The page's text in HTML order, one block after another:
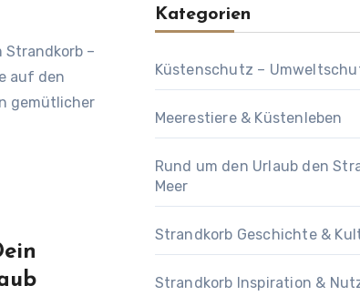
auf den
gemütlicher
Kategorien
Küstenschutz –
Meerestiere & Küstenleben
Rund um den Urlaub den
Meer
Strandkorb Geschichte &
Strandkorb Inspiration &